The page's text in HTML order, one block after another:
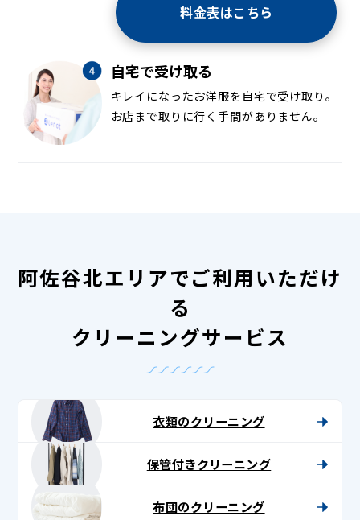
料金表はこちら
自宅で受け取る
キレイになったお洋服を自宅で受け取り。
お店まで取りに行く手間がありません。
阿佐谷北エリアでご利用いただけ
る
クリーニングサービス
衣類のクリーニング
保管付きクリーニング
布団のクリーニング